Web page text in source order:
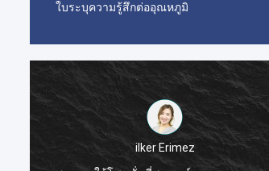
ใบระบุความรู้สึกต่ออุณหภูมิ
احمدعبدالله
ตัวเชื่อมต่อ picbond AMCO TYCO ของคุณที่